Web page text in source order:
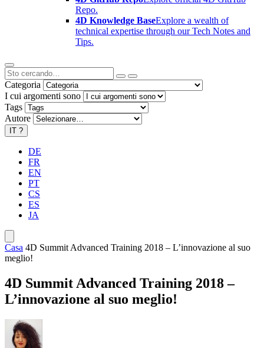
Repo.
4D Knowledge BaseExplore a wealth of
technical expertise through our Tech Notes and
Tips.
Categoria
I cui argomenti sono
Tags
Autore
IT ?
DE
FR
EN
PT
CS
ES
JA
Casa 4D Summit Advanced Training 2018 – L’innovazione al suo
meglio!
4D Summit Advanced Training 2018 –
L’innovazione al suo meglio!